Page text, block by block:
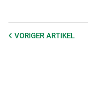
VORIGER ARTIKEL